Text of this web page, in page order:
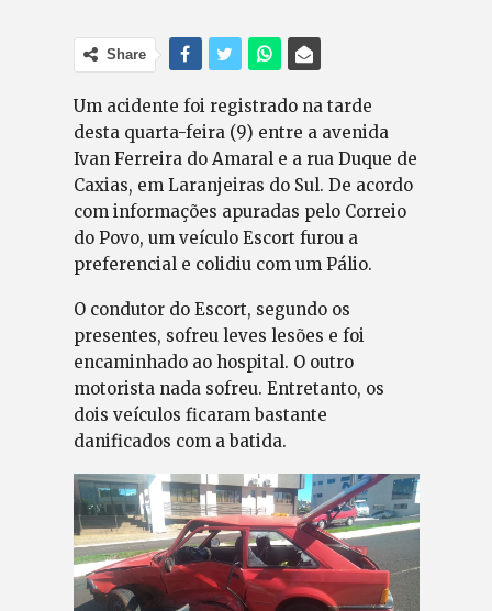
Share
Um acidente foi registrado na tarde
desta quarta-feira (9) entre a avenida
Ivan Ferreira do Amaral e a rua Duque de
Caxias, em Laranjeiras do Sul. De acordo
com informações apuradas pelo Correio
do Povo, um veículo Escort furou a
preferencial e colidiu com um Pálio.
O condutor do Escort, segundo os
presentes, sofreu leves lesões e foi
encaminhado ao hospital. O outro
motorista nada sofreu. Entretanto, os
dois veículos ficaram bastante
danificados com a batida.